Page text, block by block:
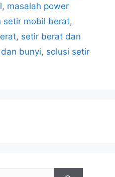
, masalah power
setir mobil berat,
, setir berat dan
bunyi, solusi setir